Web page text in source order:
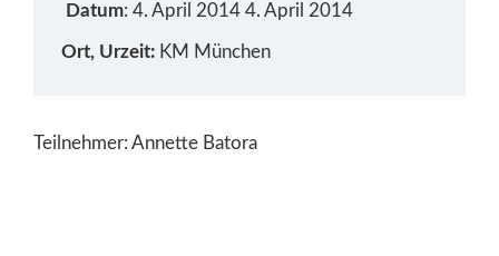
Datum: 4. April 2014 4. April 2014
Ort, Urzeit: KM München
Teilnehmer: Annette Batora